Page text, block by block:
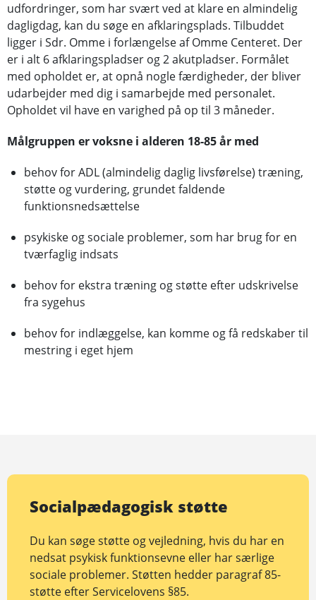
udfordringer, som har svært ved at klare en almindelig
dagligdag, kan du søge en afklaringsplads. Tilbuddet
ligger i Sdr. Omme i forlængelse af Omme Centeret. Der
er i alt 6 afklaringspladser og 2 akutpladser. Formålet
med opholdet er, at opnå nogle færdigheder, der bliver
udarbejder med dig i samarbejde med personalet.
Opholdet vil have en varighed på op til 3 måneder.
Målgruppen er voksne i alderen 18-85 år med
behov for ADL (almindelig daglig livsførelse) træning,
støtte og vurdering, grundet faldende
funktionsnedsættelse
psykiske og sociale problemer, som har brug for en
tværfaglig indsats
behov for ekstra træning og støtte efter udskrivelse
fra sygehus
behov for indlæggelse, kan komme og få redskaber til
mestring i eget hjem
Socialpædagogisk støtte
Du kan søge støtte og vejledning, hvis du har en
nedsat psykisk funktionsevne eller har særlige
sociale problemer. Støtten hedder paragraf 85-
støtte efter Servicelovens §85.